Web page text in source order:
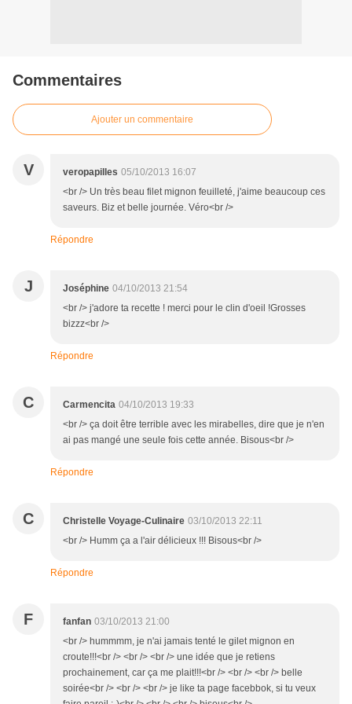
Commentaires
Ajouter un commentaire
V veropapilles 05/10/2013 16:07
<br /> Un très beau filet mignon feuilleté, j'aime beaucoup ces
saveurs. Biz et belle journée. Véro<br />
Répondre
J Joséphine 04/10/2013 21:54
<br /> j'adore ta recette ! merci pour le clin d'oeil !Grosses
bizzz<br />
Répondre
C Carmencita 04/10/2013 19:33
<br /> ça doit être terrible avec les mirabelles, dire que je n'en
ai pas mangé une seule fois cette année. Bisous<br />
Répondre
C Christelle Voyage-Culinaire 03/10/2013 22:11
<br /> Humm ça a l'air délicieux !!! Bisous<br />
Répondre
F fanfan 03/10/2013 21:00
<br /> hummmm, je n'ai jamais tenté le gilet mignon en
croute!!!<br /> <br /> <br /> une idée que je retiens
prochainement, car ça me plait!!!<br /> <br /> <br /> belle
soirée<br /> <br /> <br /> je like ta page facebbok, si tu veux